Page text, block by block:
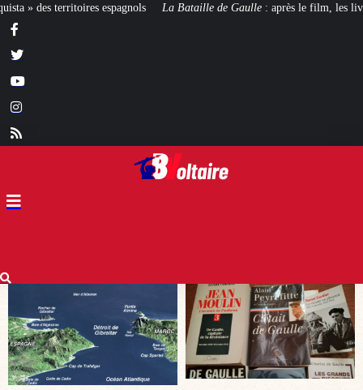
La Bataille de Gaulle : après le film, les livres ! [CINÉMA]De la